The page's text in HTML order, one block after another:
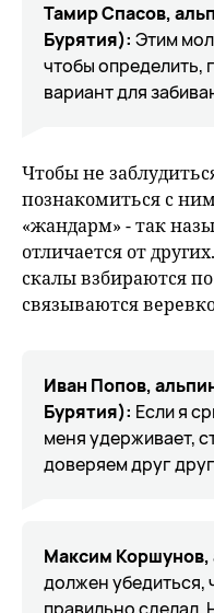
Тамир Спасов,
Бурятия): Этим
чтобы определить,
вариант для
Чтобы не
познакомиться с
«жандарм» - так
отличается от
скалы взбираются
связываются
Иван Попов,
Бурятия): Если я
меня удерживает,
доверяем друг
Максим Коршунов,
должен убедиться,